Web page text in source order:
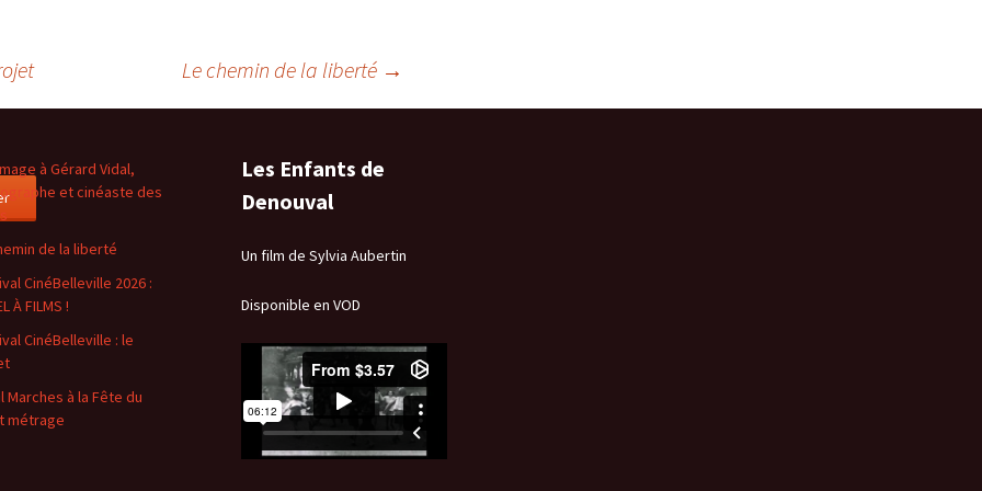
Le chemin de la liberté →
à Gérard Vidal,
et cinéaste des
de la liberté
CinéBelleville 2026 :
À FILMS !
CinéBelleville : le
Marches à la Fête du
métrage
Les Enfants de
Denouval
Un film de Sylvia Aubertin
Disponible en VOD